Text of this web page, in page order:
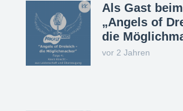
Als Gast
„Angels of
die
vor 2 Jahren